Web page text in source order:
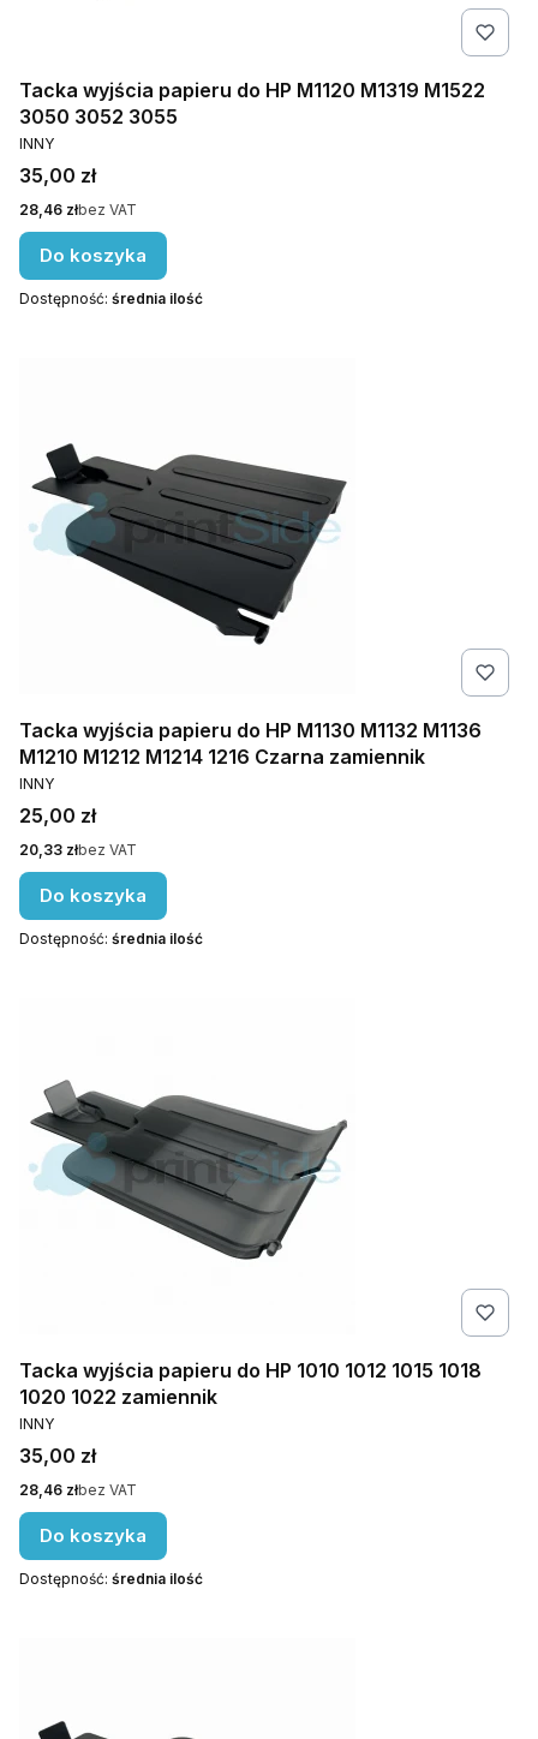
Tacka wyjścia papieru do HP M1120 M1319 M1522
3050 3052 3055
PRODUCENT
INNY
Cena
35,00 zł
Cena
28,46 złbez VAT
Do koszyka
Dostępność: średnia ilość
Tacka wyjścia papieru do HP M1130 M1132 M1136
M1210 M1212 M1214 1216 Czarna zamiennik
PRODUCENT
INNY
Cena
25,00 zł
Cena
20,33 złbez VAT
Do koszyka
Dostępność: średnia ilość
Tacka wyjścia papieru do HP 1010 1012 1015 1018
1020 1022 zamiennik
PRODUCENT
INNY
Cena
35,00 zł
Cena
28,46 złbez VAT
Do koszyka
Dostępność: średnia ilość